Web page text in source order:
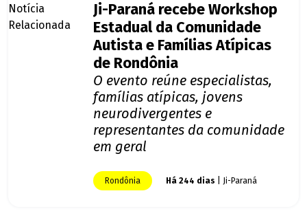
Ji-Paraná recebe Workshop
Estadual da Comunidade
Autista e Famílias Atípicas
de Rondônia
O evento reúne especialistas,
famílias atípicas, jovens
neurodivergentes e
representantes da comunidade
em geral
Rondônia Há 244 dias | Ji-Paraná